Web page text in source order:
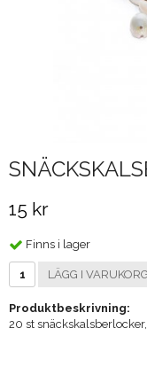
15 kr
Finns i lager
LÄGG I
Produktbeskrivning:
20 st